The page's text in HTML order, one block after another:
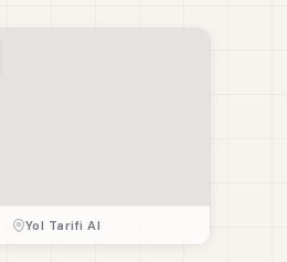
Yol Tarifi Al